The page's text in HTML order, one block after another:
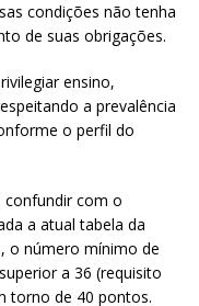
condições não tenha
de suas obrigações.
ensino,
a prevalência
o perfil do
confundir com o
a atual tabela da
o número mínimo de
a 36 (requisito
torno de 40 pontos.